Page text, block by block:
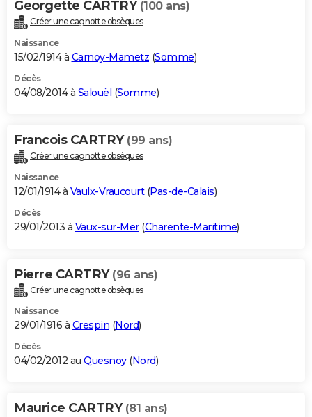
Georgette CARTRY (100 ans)
Créer une cagnotte obsèques
Naissance
15/02/1914 à Carnoy-Mametz (Somme)
Décès
04/08/2014 à Salouël (Somme)
Francois CARTRY (99 ans)
Créer une cagnotte obsèques
Naissance
12/01/1914 à Vaulx-Vraucourt(Pas-de-Calais)
Décès
29/01/2013 à Vaux-sur-Mer(Charente-Maritime)
Pierre CARTRY (96 ans)
Créer une cagnotte obsèques
Naissance
29/01/1916 à Crespin (Nord)
Décès
04/02/2012 au Quesnoy(Nord)
Maurice CARTRY (81 ans)